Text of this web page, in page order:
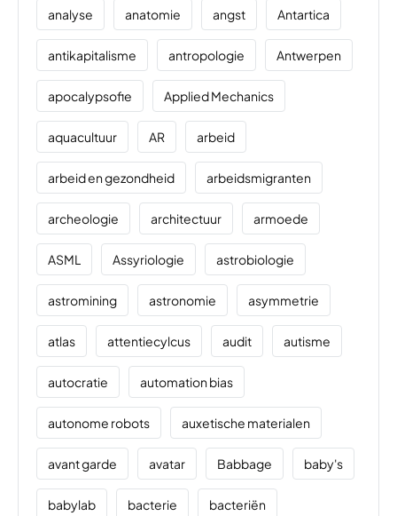
analyse anatomie angst Antartica
antikapitalisme antropologie Antwerpen
apocalypsofie Applied Mechanics
aquacultuur AR arbeid
arbeid en gezondheid arbeidsmigranten
archeologie architectuur armoede
ASML Assyriologie astrobiologie
astromining astronomie asymmetrie
atlas attentiecylcus audit autisme
autocratie automation bias
autonome robots auxetische materialen
avant garde avatar Babbage baby's
babylab bacterie bacteriën